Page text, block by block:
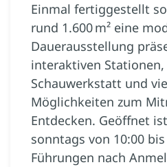
Einmal fertiggestellt
rund 1.600 m² eine
Dauerausstellung
interaktiven
Schauwerkstatt und
Möglichkeiten zum
Entdecken. Geöffnet
sonntags von 10:00 bis
Führungen nach